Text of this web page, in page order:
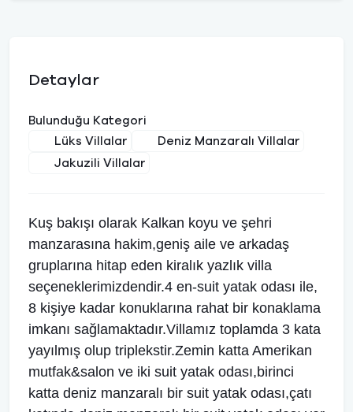
Detaylar
Bulunduğu Kategori
Lüks Villalar
Deniz Manzaralı Villalar
Jakuzili Villalar
Kuş bakışı olarak Kalkan koyu ve şehri
manzarasına hakim,geniş aile ve arkadaş
gruplarına hitap eden kiralık yazlık villa
seçeneklerimizdendir.4 en-suit yatak odası ile,
8 kişiye kadar konuklarına rahat bir konaklama
imkanı sağlamaktadır.Villamız toplamda 3 kata
yayılmış olup triplekstir.Zemin katta Amerikan
mutfak&salon ve iki suit yatak odası,birinci
katta deniz manzaralı bir suit yatak odası,çatı